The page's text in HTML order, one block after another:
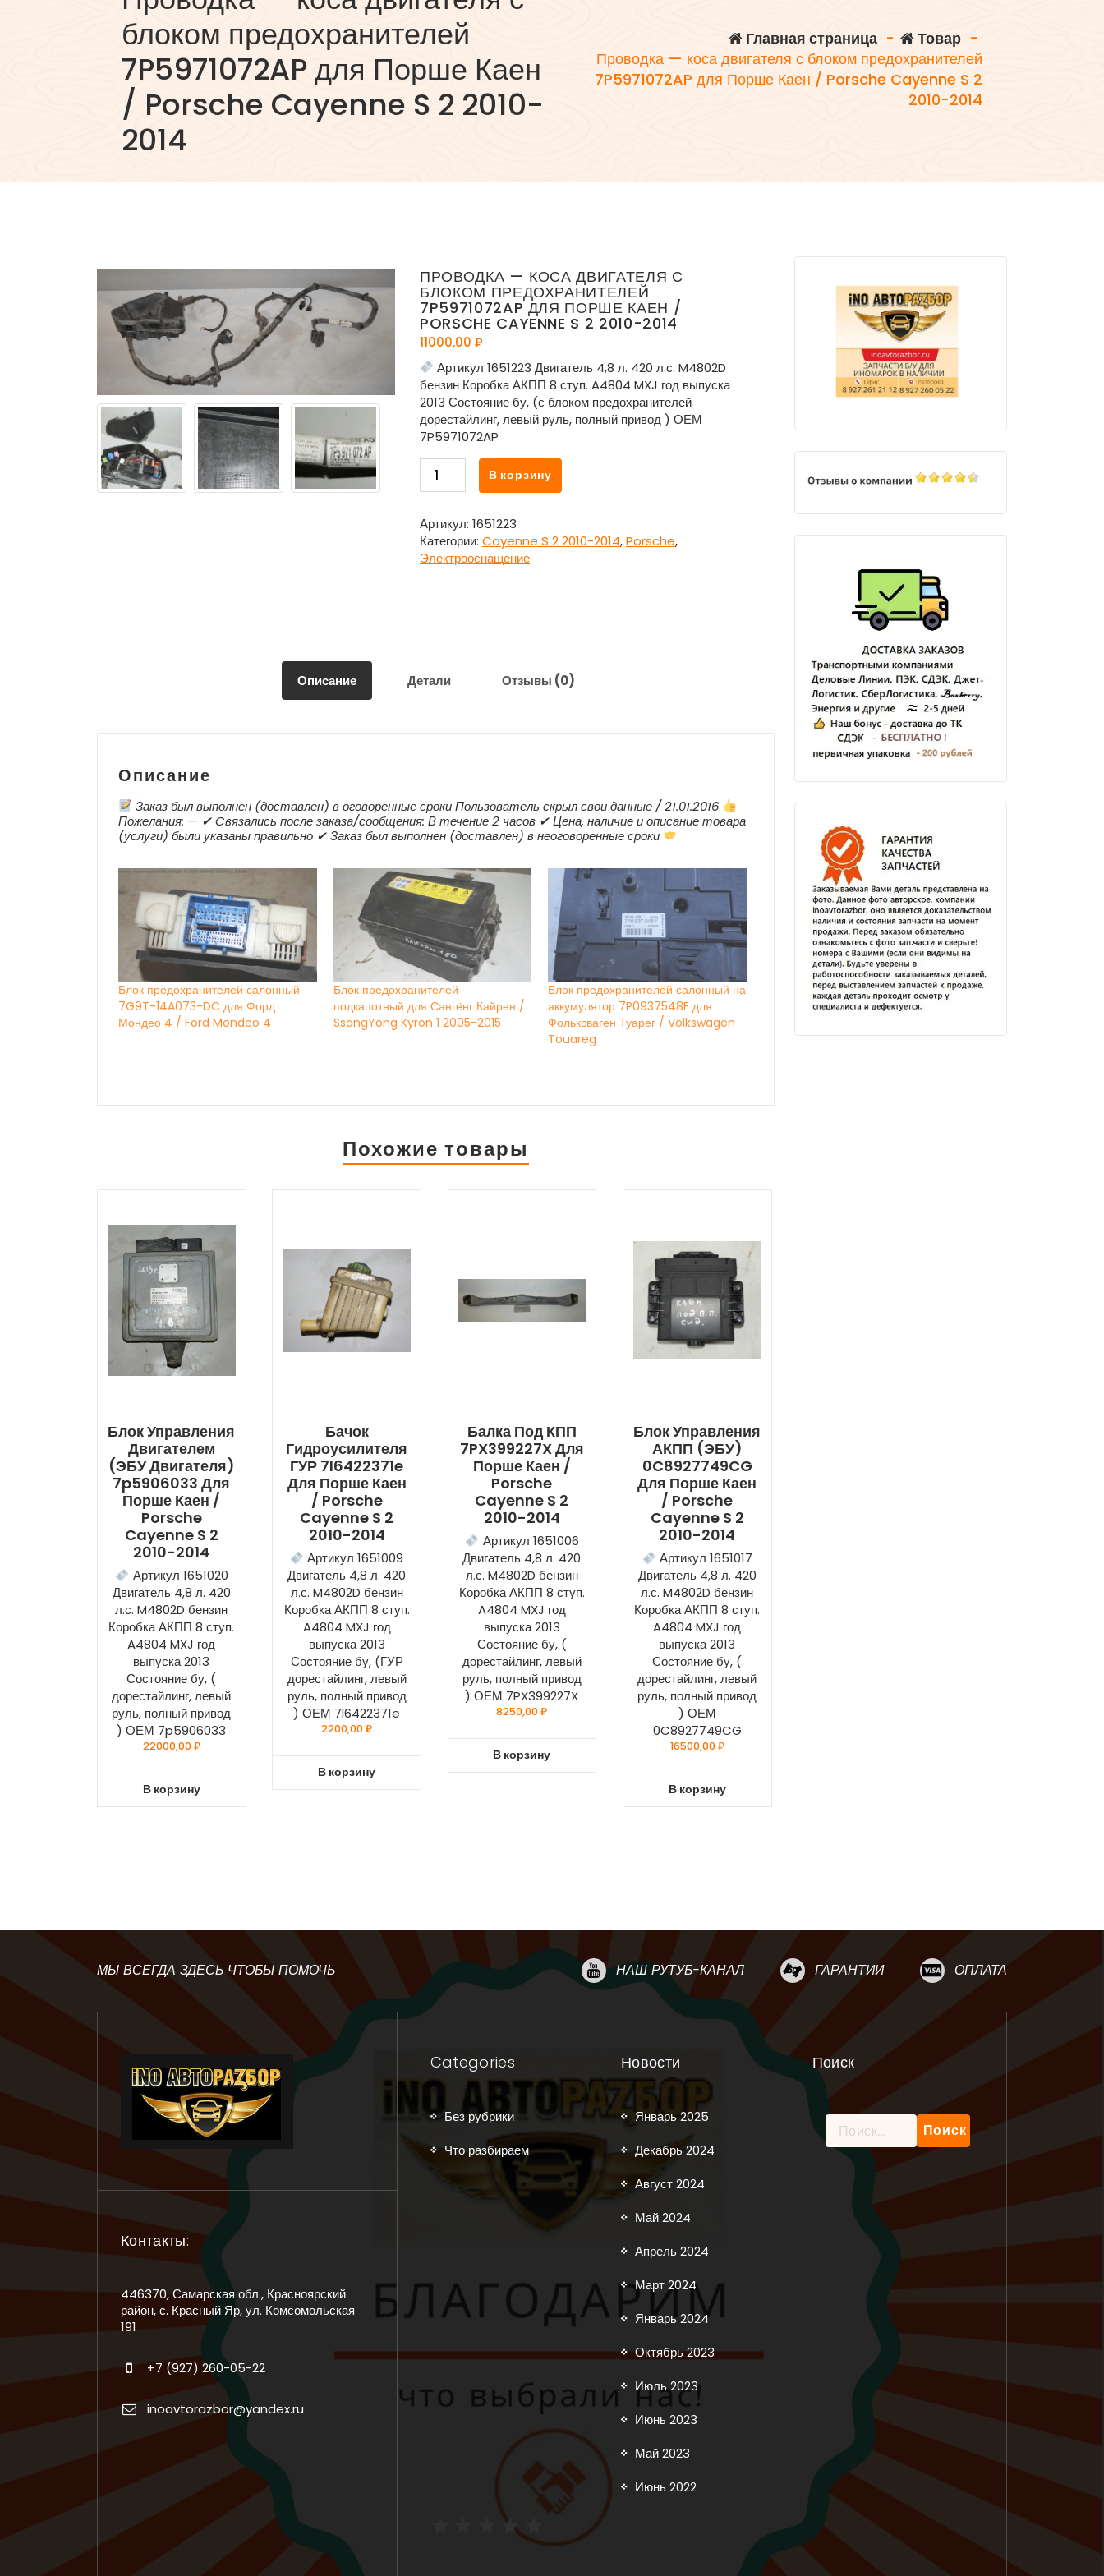
блоком предохранителей
7P5971072AP для Порше Каен
/ Porsche Cayenne S 2 2010-
2014
Главная страница - Товар -
Проводка — коса двигателя с блоком предохранителей
7P5971072AP для Порше Каен / Porsche Cayenne S 2
2010-2014
ПРОВОДКА — КОСА ДВИГАТЕЛЯ С
БЛОКОМ ПРЕДОХРАНИТЕЛЕЙ
7P5971072AP ДЛЯ ПОРШЕ КАЕН /
PORSCHE CAYENNE S 2 2010-2014
11000,00 ₽
Артикул 1651223 Двигатель 4,8 л. 420 л.с. M4802D
бензин Коробка АКПП 8 ступ. A4804 MXJ год выпуска
2013 Состояние бу, (с блоком предохранителей
дорестайлинг, левый руль, полный привод ) ОЕМ
7P5971072AP
Количество
товара
-
коса
двигателя
с
/
В корзину
Артикул: 1651223
Категории: Cayenne S 2 2010-2014,Porsche,
Электрооснащение
Описание Детали Отзывы (0)
Описание
Заказ был выполнен (доставлен) в оговоренные сроки Пользователь скрыл свои данные / 21.01.2016
Пожелания: — ✔ Cвязались после заказа/сообщения: В течение 2 часов ✔ Цена, наличие и описание товара
(услуги) были указаны правильно ✔ Заказ был выполнен (доставлен) в неоговоренные сроки
Блок предохранителей салонный
7G9T-14A073-DC для Форд
Мондео 4 / Ford Mondeo 4
Блок предохранителей
подкапотный для Сангёнг Кайрен /
SsangYong Kyron 1 2005-2015
Блок предохранителей салонный на
аккумулятор 7P0937548F для
Фольксваген Туарег / Volkswagen
Touareg
Похожие товары
Блок Управления
Двигателем
(ЭБУ Двигателя)
7p5906033 Для
Порше Каен /
Porsche
Cayenne S 2
2010-2014
Артикул 1651020
Двигатель 4,8 л. 420
л.с. M4802D бензин
Коробка АКПП 8 ступ.
A4804 MXJ год
выпуска 2013
Состояние бу, (
дорестайлинг, левый
руль, полный привод
) ОЕМ 7p5906033
22000,00₽
В корзину
Бачок
Гидроусилителя
ГУР 7l6422371e
Для Порше Каен
/ Porsche
Cayenne S 2
2010-2014
Артикул 1651009
Двигатель 4,8 л. 420
л.с. M4802D бензин
Коробка АКПП 8 ступ.
A4804 MXJ год
выпуска 2013
Состояние бу, (ГУР
дорестайлинг, левый
руль, полный привод
) ОЕМ 7l6422371e
2200,00₽
В корзину
Балка Под КПП
7PX399227X Для
Порше Каен /
Porsche
Cayenne S 2
2010-2014
Артикул 1651006
Двигатель 4,8 л. 420
л.с. M4802D бензин
Коробка АКПП 8 ступ.
A4804 MXJ год
выпуска 2013
Состояние бу, (
дорестайлинг, левый
руль, полный привод
) ОЕМ 7PX399227X
8250,00₽
В корзину
Блок Управления
АКПП (ЭБУ)
0C8927749CG
Для Порше Каен
/ Porsche
Cayenne S 2
2010-2014
Артикул 1651017
Двигатель 4,8 л. 420
л.с. M4802D бензин
Коробка АКПП 8 ступ.
A4804 MXJ год
выпуска 2013
Состояние бу, (
дорестайлинг, левый
руль, полный привод
) ОЕМ
0C8927749CG
16500,00₽
В корзину
МЫ ВСЕГДА ЗДЕСЬ ЧТОБЫ ПОМОЧЬ НАШ РУТУБ-КАНАЛ ГАРАНТИИ ОПЛАТА
Контакты:
446370, Самарская обл., Красноярский
район, с. Красный Яр, ул. Комсомольская
191
+7 (927) 260-05-22
inoavtorazbor@yandex.ru
Categories
Без рубрики
Что разбираем
Новости
Январь 2025
Декабрь 2024
Август 2024
Май 2024
Апрель 2024
Март 2024
Январь 2024
Октябрь 2023
Июль 2023
Июнь 2023
Май 2023
Июнь 2022
Поиск
Найти:
Рейтинг: 5 из 5.